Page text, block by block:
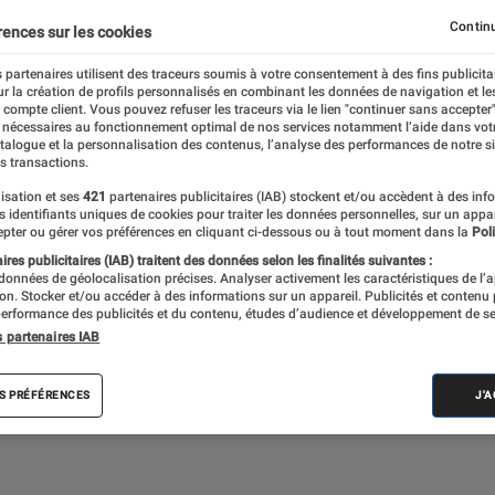
expos… Du suivi de l’actualité aux
et les articles long format,
meilleur de l’actualité culturelle
Album Concert Rap Exposition
sur les cookies
partenaires utilisent des traceurs soumis à votre consentement à des fins
la création de profils personnalisés en combinant les données de navigation et
compte client. Vous pouvez refuser les traceurs via le lien "continuer sans
au fonctionnement optimal de nos services notamment l’aide dans
et la personnalisation des contenus, l’analyse des performances de notre
transactions.
et ses 421 partenaires publicitaires (IAB) stockent et/ou accèdent à des
identifiants uniques de cookies pour traiter les données personnelles, sur un
ou gérer vos préférences en cliquant ci-dessous ou à tout moment dans la
publicitaires (IAB) traitent des données selon les finalités suivantes :
de géolocalisation précises. Analyser activement les caractéristiques de
Stocker et/ou accéder à des informations sur un appareil. Publicités et contenu
des publicités et du contenu, études d’audience et développement de
partenaires IAB
PRÉFÉRENCES